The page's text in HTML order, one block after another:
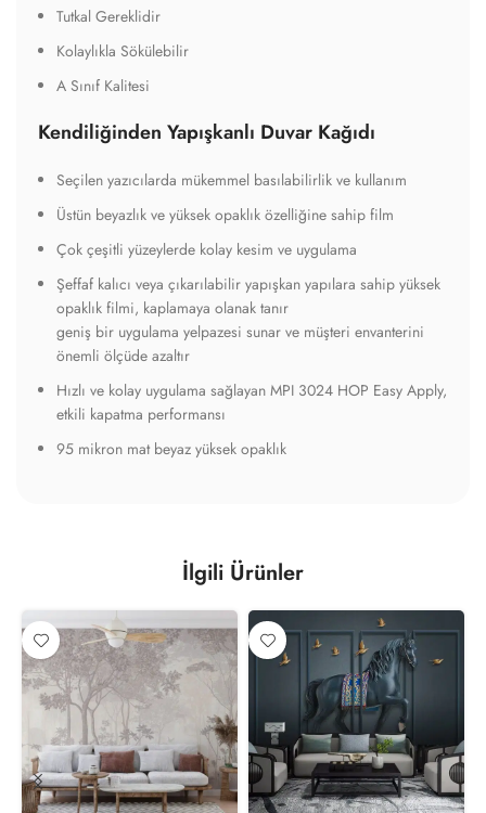
Tutkal Gereklidir
Kolaylıkla Sökülebilir
A Sınıf Kalitesi
Kendiliğinden Yapışkanlı Duvar Kağıdı
Seçilen yazıcılarda mükemmel basılabilirlik ve kullanım
Üstün beyazlık ve yüksek opaklık özelliğine sahip film
Çok çeşitli yüzeylerde kolay kesim ve uygulama
Şeffaf kalıcı veya çıkarılabilir yapışkan yapılara sahip yüksek
opaklık filmi, kaplamaya olanak tanır
geniş bir uygulama yelpazesi sunar ve müşteri envanterini
önemli ölçüde azaltır
Hızlı ve kolay uygulama sağlayan MPI 3024 HOP Easy Apply,
etkili kapatma performansı
95 mikron mat beyaz yüksek opaklık
İlgili Ürünler